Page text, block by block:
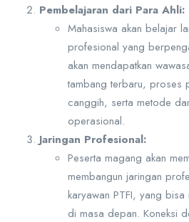
Pembelajaran dari Para Ahli:
Mahasiswa akan belajar
profesional yang
akan mendapatkan
tambang terbaru, proses
canggih, serta metode
operasional.
Jaringan Profesional:
Peserta magang akan
membangun jaringan
karyawan PTFI, yang
di masa depan. Koneksi